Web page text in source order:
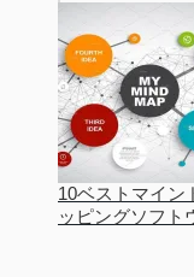
10ベストマイン
ッピングソフト